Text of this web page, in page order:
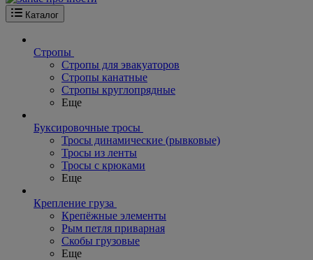
Каталог
Стропы
Стропы для эвакуаторов
Стропы канатные
Стропы круглопрядные
Еще
Буксировочные тросы
Тросы динамические (рывковые)
Тросы из ленты
Тросы с крюками
Еще
Крепление груза
Крепёжные элементы
Рым петля приварная
Скобы грузовые
Еще